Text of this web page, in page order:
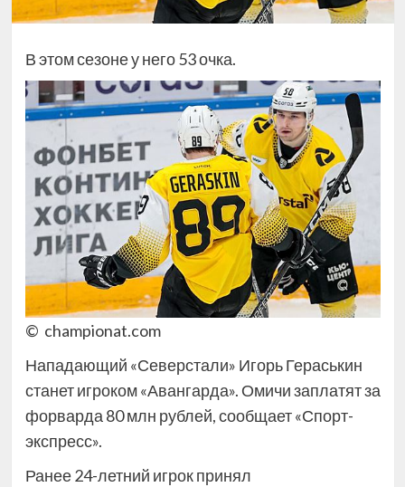
В этом сезоне у него 53 очка.
© championat.com
Нападающий «Северстали» Игорь Гераськин
станет игроком «Авангарда». Омичи заплатят за
форварда 80 млн рублей, сообщает «Спорт-
экспресс».
Ранее 24-летний игрок принял